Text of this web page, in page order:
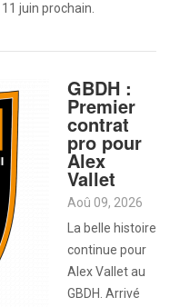
juin prochain.
GBDH :
Premier
contrat
pro pour
Alex
Vallet
Aoû 09, 2026
La belle histoire
continue pour
Alex Vallet au
GBDH. Arrivé